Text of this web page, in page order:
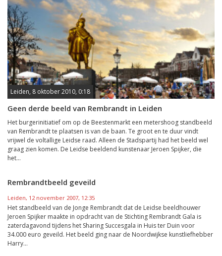
Leiden, 8 oktober 2010, 0:18
Geen derde beeld van Rembrandt in Leiden
Het burgerinitiatief om op de Beestenmarkt een metershoog standbeeld
van Rembrandt te plaatsen is van de baan. Te groot en te duur vindt
vrijwel de voltallige Leidse raad. Alleen de Stadspartij had het beeld wel
graag zien komen. De Leidse beeldend kunstenaar Jeroen Spijker, die
het...
Rembrandtbeeld geveild
Leiden, 12 november 2007, 12:35
Het standbeeld van de Jonge Rembrandt dat de Leidse beeldhouwer
Jeroen Spijker maakte in opdracht van de Stichting Rembrandt Gala is
zaterdagavond tijdens het Sharing Succesgala in Huis ter Duin voor
34.000 euro geveild. Het beeld ging naar de Noordwijkse kunstliefhebber
Harry...